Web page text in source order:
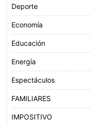
Deporte
Economía
Educación
Energía
Espectáculos
FAMILIARES
IMPOSITIVO